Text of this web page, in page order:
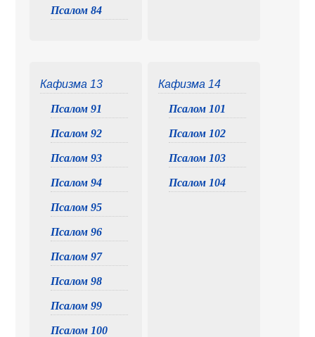
Псалом 84
Кафизма 13
Псалом 91
Псалом 92
Псалом 93
Псалом 94
Псалом 95
Псалом 96
Псалом 97
Псалом 98
Псалом 99
Псалом 100
Кафизма 14
Псалом 101
Псалом 102
Псалом 103
Псалом 104